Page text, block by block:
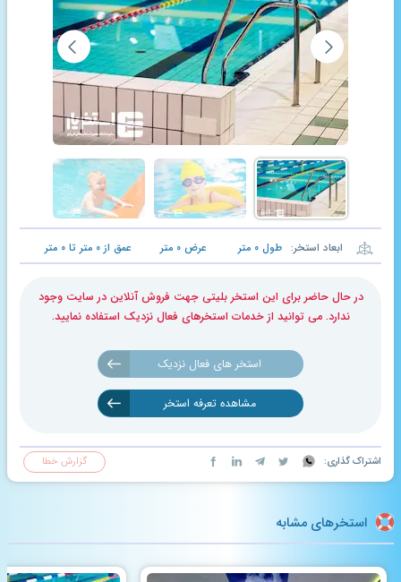
ابعاد استخر: طول ۰ متر عرض۰ متر عمق از۰ متر تا۰ متر
در حال حاضر برای این استخر بلیتی جهت فروش آنلاین در سایت وجود
ندارد. می توانید از خدمات استخرهای فعال نزدیک استفاده نمایید.
استخر های فعال نزدیک
مشاهده تعرفه استخر
اشتراک گذاری: گزارش خطا
استخرهای مشابه